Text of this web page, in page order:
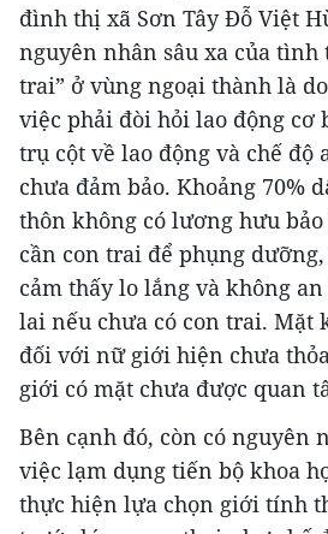
đình thị xã Sơn Tây Đỗ Việt
nguyên nhân sâu xa của tình
trai” ở vùng ngoại thành là
việc phải đòi hỏi lao động cơ
trụ cột về lao động và chế độ
chưa đảm bảo. Khoảng 70%
thôn không có lương hưu
cần con trai để phụng dưỡng,
cảm thấy lo lắng và không
lai nếu chưa có con trai. Mặt
đối với nữ giới hiện chưa
giới có mặt chưa được quan
Bên cạnh đó, còn có nguyên
việc lạm dụng tiến bộ khoa
thực hiện lựa chọn giới tính